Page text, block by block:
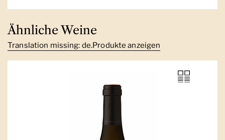
Ähnliche Weine
Translation missing: de.Produkte anzeigen